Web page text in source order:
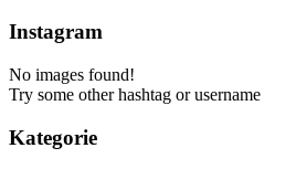
Instagram
No images found!
Try some other hashtag or username
Kategorie